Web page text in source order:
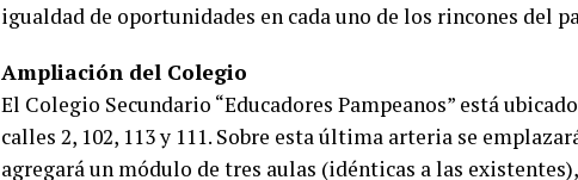
igualdad de oportunidades en cada uno de los rincones del
Ampliación del Colegio
El Colegio Secundario “Educadores Pampeanos” está
calles 2, 102, 113 y 111. Sobre esta última arteria se
agregará un módulo de tres aulas (idénticas a las